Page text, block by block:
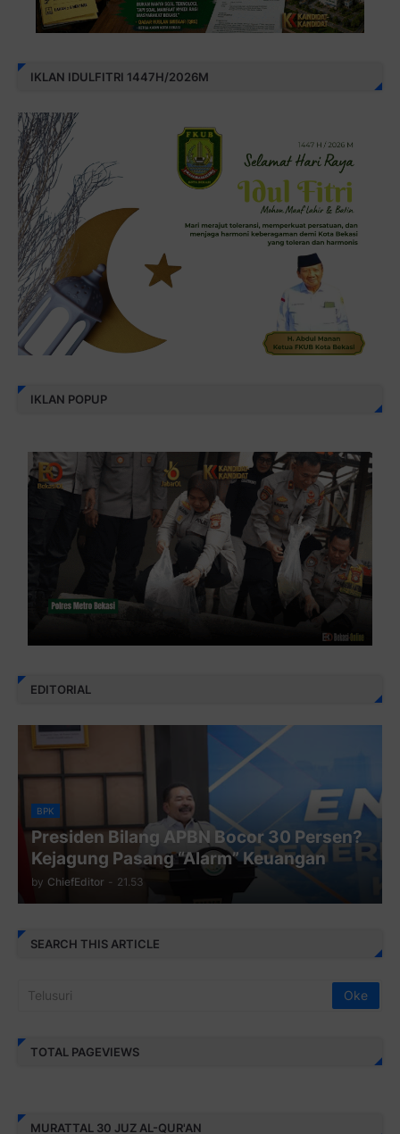
IKLAN IDULFITRI 1447H/2026M
IKLAN POPUP
EDITORIAL
BPK
Presiden Bilang APBN Bocor 30 Persen?
Kejagung Pasang “Alarm” Keuangan
by ChiefEditor - 21.53
SEARCH THIS ARTICLE
TOTAL PAGEVIEWS
MURATTAL 30 JUZ AL-QUR'AN